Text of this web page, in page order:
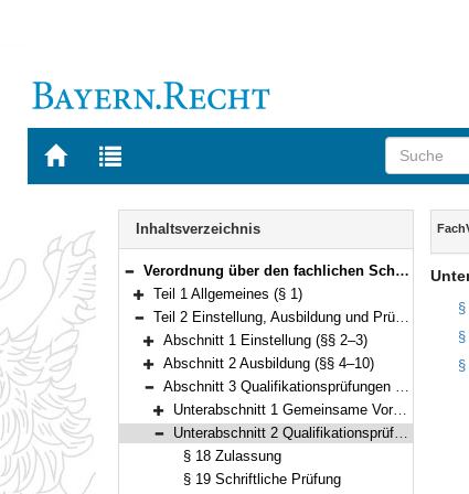
Zur
BAYERN.RECHT
Zur
letzten
Navigation
Inhaltsverzeichnis
Bereich reduzieren
Verordnung über den fachlichen Schwerpunkt Vermessung und Geoinformation (FachV-VermGeo) Vom 28. September 2012 (GVBl. S. 493) BayRS 2038-3-5-5-F (§§ 1–62)
Bereich erweitern
Teil 1 Allgemeines (§ 1)
Bereich reduzieren
Teil 2 Einstellung, Ausbildung und Prüfung (§§ 2–25)
Bereich erweitern
Abschnitt 1 Einstellung (§§ 2–3)
Bereich erweitern
Abschnitt 2 Ausbildung (§§ 4–10)
Bereich reduzieren
Abschnitt 3 Qualifikationsprüfungen (§§ 11–25)
Bereich erweitern
Unterabschnitt 1 Gemeinsame Vorschriften (§§ 11–17)
Bereich reduzieren
Unterabschnitt 2 Qualifikationsprüfung für den Einstieg in der zweiten Qualifikationsebene (§§ 18–20)
§ 18 Zulassung
§ 19 Schriftliche Prüfung